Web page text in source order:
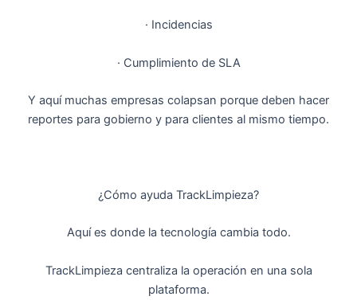
· Incidencias
· Cumplimiento de SLA
Y aquí muchas empresas colapsan porque deben hacer
reportes para gobierno y para clientes al mismo tiempo.
¿Cómo ayuda TrackLimpieza?
Aquí es donde la tecnología cambia todo.
TrackLimpieza centraliza la operación en una sola
plataforma.